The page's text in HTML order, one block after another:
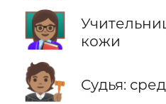
👩🏽‍🏫
кожи
🧑🏽‍⚖️ Судья: